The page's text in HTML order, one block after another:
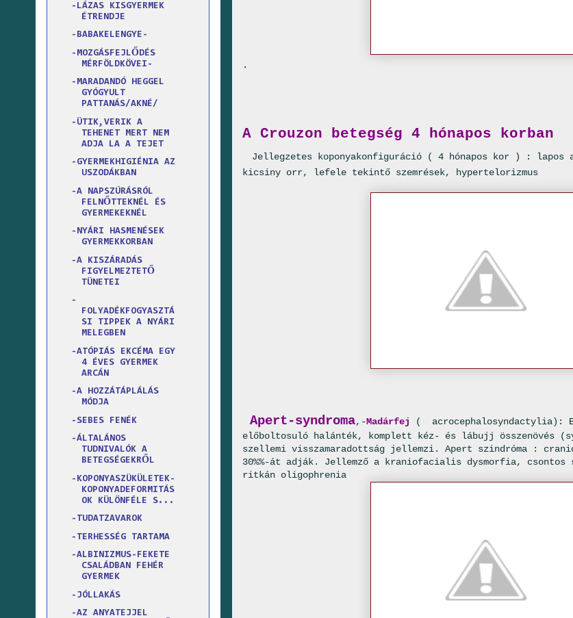
.
A Crouzon betegség 4 hónapos korban
Jellegzetes koponyakonfiguráció ( 4 hónapos kor ) : lapos
kicsiny orr, lefele tekintő szemrések, hypertelorizmus
Apert-syndroma,-Madárfej
( acrocephalosyndactylia):
előboltosuló halánték, komplett kéz- és lábujj összenövés
szellemi visszamaradottság jellemzi. Apert szindróma :
30%%-át adják. Jellemző a kraniofacialis dysmorfia, csontos
ritkán oligophrenia
-LÁZAS KISGYERMEK
ÉTRENDJE
-BABAKELENGYE-
-MOZGÁSFEJLŐDÉS
MÉRFÖLDKÖVEI-
-MARADANDÓ HEGGEL
GYÓGYULT
PATTANÁS/AKNÉ/
-ÜTIK,VERIK A
TEHENET MERT NEM
ADJA LA A TEJET
-GYERMEKHIGIÉNIA AZ
USZODÁKBAN
-A NAPSZÚRÁSRÓL
FELNŐTTEKNÉL ÉS
GYERMEKEKNÉL
-NYÁRI HASMENÉSEK
GYERMEKKORBAN
-A KISZÁRADÁS
FIGYELMEZTETŐ
TÜNETEI
-
FOLYADÉKFOGYASZTÁ
SI TIPPEK A NYÁRI
MELEGBEN
-ATÓPIÁS EKCÉMA EGY
4 ÉVES GYERMEK
ARCÁN
-A HOZZÁTÁPLÁLÁS
MÓDJA
-SEBES FENÉK
-ÁLTALÁNOS
TUDNIVALÓK A
BETEGSÉGEKRŐL
-KOPONYASZÜKÜLETEK-
KOPONYADEFORMITÁS
OK KÜLÖNFÉLE S...
-TUDATZAVAROK
-TERHESSÉG TARTAMA
-ALBINIZMUS-FEKETE
CSALÁDBAN FEHÉR
GYERMEK
-JÓLLAKÁS
-AZ ANYATEJJEL